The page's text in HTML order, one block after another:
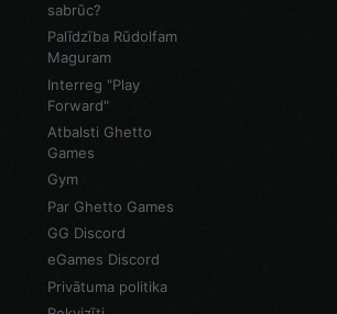
sabrūc?
Palīdzība Rūdolfam
Maguram
Interreg "Play
Forward"
Atbalsti Ghetto
Games
Gym
Par Ghetto Games
GG Discord
eGames Discord
Privātuma politika